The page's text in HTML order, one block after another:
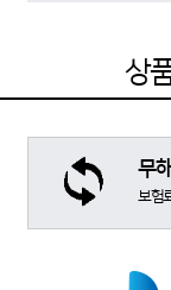
상
무
보험